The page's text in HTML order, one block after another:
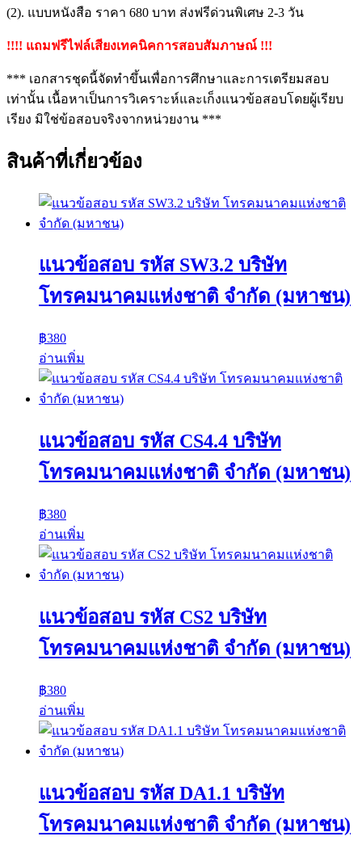
(2). แบบหนังสือ ราคา 680 บาท ส่งฟรีด่วนพิเศษ 2-3 วัน
!!!! แถมฟรีไฟล์เสียงเทคนิคการสอบสัมภาษณ์ !!!
*** เอกสารชุดนี้จัดทำขึ้นเพื่อการศึกษาและการเตรียมสอบ
เท่านั้น เนื้อหาเป็นการวิเคราะห์และเก็งแนวข้อสอบโดยผู้เรียบ
เรียง มิใช่ข้อสอบจริงจากหน่วยงาน ***
สินค้าที่เกี่ยวข้อง
แนวข้อสอบ รหัส SW3.2 บริษัท
โทรคมนาคมแห่งชาติ จำกัด (มหาชน)
฿380
อ่านเพิ่ม
แนวข้อสอบ รหัส CS4.4 บริษัท
โทรคมนาคมแห่งชาติ จำกัด (มหาชน)
฿380
อ่านเพิ่ม
แนวข้อสอบ รหัส CS2 บริษัท
โทรคมนาคมแห่งชาติ จำกัด (มหาชน)
฿380
อ่านเพิ่ม
แนวข้อสอบ รหัส DA1.1 บริษัท
โทรคมนาคมแห่งชาติ จำกัด (มหาชน)